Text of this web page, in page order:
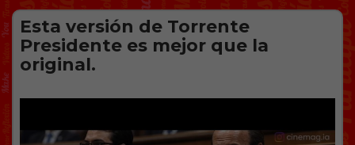
Esta versión de Torrente
Presidente es mejor que la
original.